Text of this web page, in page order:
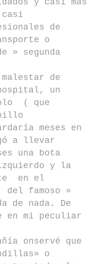
y casi más
casi
de
o
» segunda
de
un
( que
meses en
a llevar
una bota
y la
en el
del famoso »
de nada. De
en mi peculiar
onservé que
o